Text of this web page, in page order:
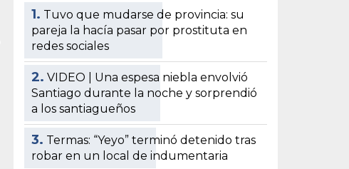
1. Tuvo que mudarse de provincia: su
pareja la hacía pasar por prostituta en
redes sociales
2. VIDEO | Una espesa niebla envolvió
Santiago durante la noche y sorprendió
a los santiagueños
3. Termas: “Yeyo” terminó detenido tras
robar en un local de indumentaria